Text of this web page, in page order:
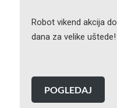
Robot vikend akcija
dana za velike
POGLEDAJ